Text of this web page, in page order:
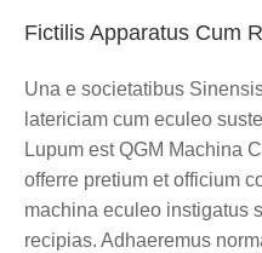
Fictilis Apparatus Cum
Una e societatibus
latericiam cum eculeo
Lupum est QGM Machina
offerre pretium et officium
machina eculeo instigatus
recipias. Adhaeremus